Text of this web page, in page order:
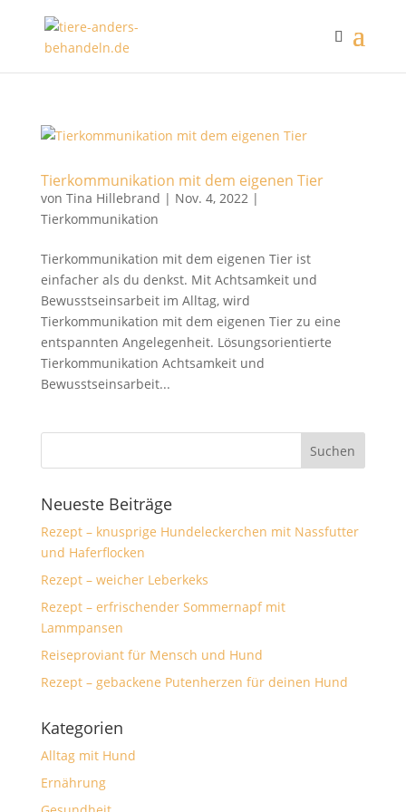
Tierkommunikation mit dem eigenen Tier
von Tina Hillebrand | Nov. 4, 2022|
Tierkommunikation
Tierkommunikation mit dem eigenen Tier ist
einfacher als du denkst. Mit Achtsamkeit und
Bewusstseinsarbeit im Alltag, wird
Tierkommunikation mit dem eigenen Tier zu eine
entspannten Angelegenheit. Lösungsorientierte
Tierkommunikation Achtsamkeit und
Bewusstseinsarbeit...
Neueste Beiträge
Rezept – knusprige Hundeleckerchen mit Nassfutter
und Haferflocken
Rezept – weicher Leberkeks
Rezept – erfrischender Sommernapf mit
Lammpansen
Reiseproviant für Mensch und Hund
Rezept – gebackene Putenherzen für deinen Hund
Kategorien
Alltag mit Hund
Ernährung